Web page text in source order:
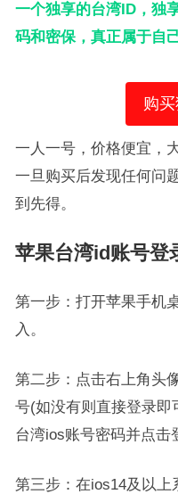
一个独享的台湾ID，独
码和密保，真正属于自
购
一人一号，价格便宜，
一旦购买后发现任何问
到先得。
苹果台湾id账号登
第一步：打开苹果手机
入。
第二步：点击右上角头
号(如没有则直接登录即
台湾ios账号密码并点击
第三步：在ios14及以上